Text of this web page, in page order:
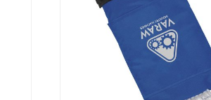
DETALJI